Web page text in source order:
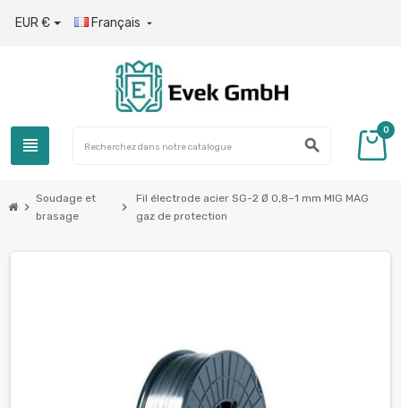
EUR € Français 
view_headline search
0
chevron_right
Soudage et
brasage
chevron_right
Fil électrode acier SG-2 Ø 0,8–1 mm MIG MAG
gaz de protection